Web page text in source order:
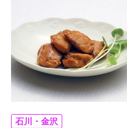
石川・金沢